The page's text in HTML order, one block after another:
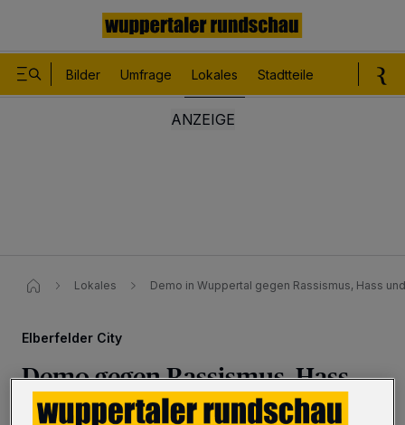
Bilder Umfrage Lokales Stadtteile
Lokales Demo in Wuppertal gegen Rassismus, Hass
Elberfelder City
Demo gegen Rassismus, Hass
und Hetze